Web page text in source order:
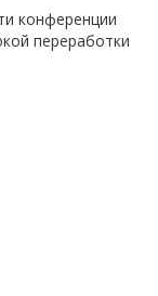
конференции
переработки